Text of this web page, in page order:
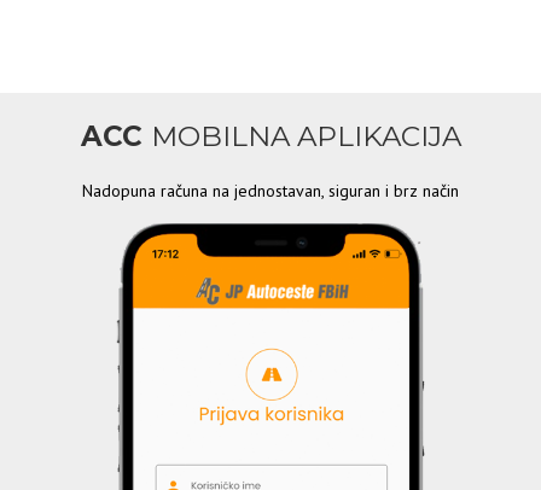
ACC MOBILNA APLIKACIJA
Nadopuna računa na jednostavan, siguran i brz način